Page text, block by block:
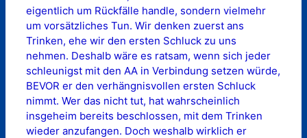
eigentlich um Rückfälle handle, sondern vielmehr
um vorsätzliches Tun. Wir denken zuerst ans
Trinken, ehe wir den ersten Schluck zu uns
nehmen. Deshalb wäre es ratsam, wenn sich jeder
schleunigst mit den AA in Verbindung setzen würde,
BEVOR er den verhängnisvollen ersten Schluck
nimmt. Wer das nicht tut, hat wahrscheinlich
insgeheim bereits beschlossen, mit dem Trinken
wieder anzufangen. Doch weshalb wirklich er